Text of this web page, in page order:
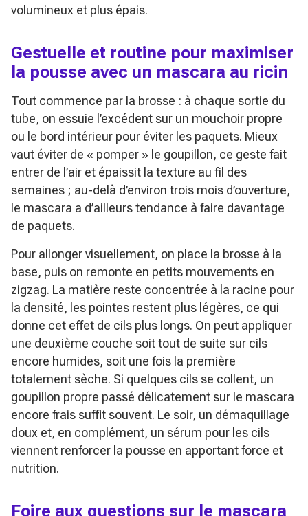
volumineux et plus épais.
Gestuelle et routine pour maximiser
la pousse avec un mascara au ricin
Tout commence par la brosse : à chaque sortie du
tube, on essuie l’excédent sur un mouchoir propre
ou le bord intérieur pour éviter les paquets. Mieux
vaut éviter de « pomper » le goupillon, ce geste fait
entrer de l’air et épaissit la texture au fil des
semaines ; au-delà d’environ trois mois d’ouverture,
le mascara a d’ailleurs tendance à faire davantage
de paquets.
Pour allonger visuellement, on place la brosse à la
base, puis on remonte en petits mouvements en
zigzag. La matière reste concentrée à la racine pour
la densité, les pointes restent plus légères, ce qui
donne cet effet de cils plus longs. On peut appliquer
une deuxième couche soit tout de suite sur cils
encore humides, soit une fois la première
totalement sèche. Si quelques cils se collent, un
goupillon propre passé délicatement sur le mascara
encore frais suffit souvent. Le soir, un démaquillage
doux et, en complément, un sérum pour les cils
viennent renforcer la pousse en apportant force et
nutrition.
Foire aux questions sur le mascara